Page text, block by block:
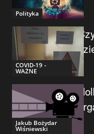
Polityka
COVID-19 -
WAŻNE
Jakub Bożydar
Wiśniewski